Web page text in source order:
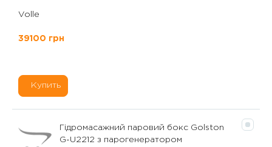
Volle
39100 грн
Купить
Гідромасажний паровий бокс Golston
G-U2212 з парогенератором